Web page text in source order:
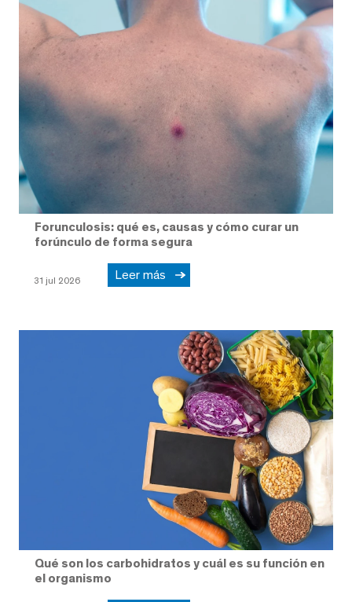
Forunculosis: qué es, causas y cómo curar un
forúnculo de forma segura
31 jul 2026 Leer más
Qué son los carbohidratos y cuál es su función en
el organismo